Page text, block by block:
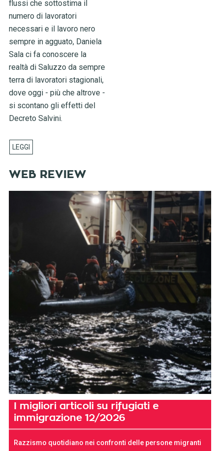
flussi che sottostima il
numero di lavoratori
necessari e il lavoro nero
sempre in agguato, Daniela
Sala ci fa conoscere la
realtà di Saluzzo da sempre
terra di lavoratori stagionali,
dove oggi - più che altrove -
si scontano gli effetti del
Decreto Salvini.
WEB REVIEW
I migliori articoli su rifugiati e
immigrazione 12/2026
Razzismo quotidiano nei confronti delle persone migranti